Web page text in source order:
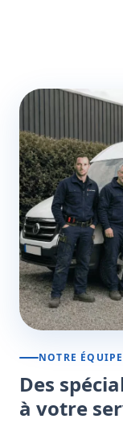
NOTRE ÉQUIPE
Des
à votre